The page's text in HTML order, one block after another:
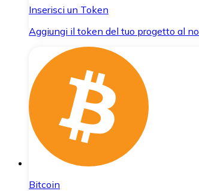
Inserisci un Token
Aggiungi il token del tuo progetto al
Bitcoin